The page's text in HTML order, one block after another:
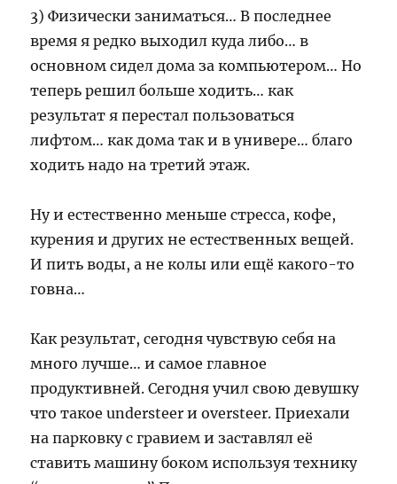
3) Физически заниматься… В последнее
время я редко выходил куда либо… в
основном сидел дома за компьютером… Но
теперь решил больше ходить… как
результат я перестал пользоваться
лифтом… как дома так и в универе… благо
ходить надо на третий этаж.
Ну и естественно меньше стресса, кофе,
курения и других не естественных вещей.
И пить воды, а не колы или ещё какого-то
говна…
Как результат, сегодня чувствую себя на
много лучше… и самое главное
продуктивней. Сегодня учил свою девушку
что такое understeer и oversteer. Приехали
на парковку с гравием и заставлял её
ставить машину боком используя технику